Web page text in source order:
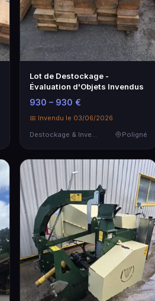
Lot de Destockage -
Évaluation d'Objets Invendus
930 – 930 €
📅 Invendu le 03/06/2026
Destockage & Invendus
Poligné